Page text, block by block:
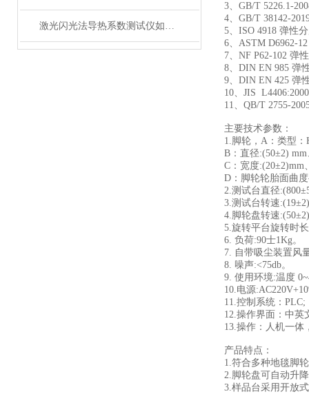
激光闪光法导热系数测试仪如何征服极端温度下的材料测试？
3、 GB/T 5226.1-
4、 GB/T 38142-
5、 ISO 4918 弹性
6、 ASTM D6962-
7、 NF P62-102 弹
8、 DIN EN 985 弹
9、 DIN EN 425 弹
10、 JIS
11、 QB/T 2755-
主要技术参数：
1.脚轮 ， A ： 类型 ：
B ： 直径:(50±2) mm
C ： 宽度:(20±2)mm
D ： 脚轮轮胎面曲
2.测试台直径:(800±
3.测试台转速:(19±
4.脚轮盘转速:(50±2
5.旋转平台旋转时长
6. 负荷:90士1Kg。
7. 自带吸尘装置风
8. 噪声:<75db。
9. 使用环境:温度
10.电源
11.控制系统： PLC;
12.操作界面：中英
13.操作：人机一体
产品特点 ：
1.符合多种地毯脚
2.脚轮盘可自动升
3.样品台采用开放